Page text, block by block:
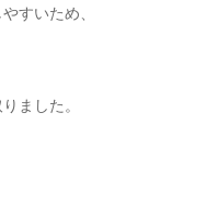
すいため、
ました。